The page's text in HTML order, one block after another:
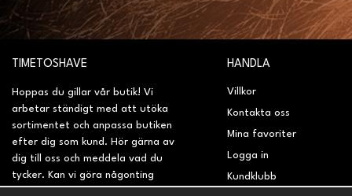
TIMETOSHAVE
Hoppas du gillar vår butik! Vi
arbetar ständigt med att utöka
sortimentet och anpassa butiken
efter dig som kund. Hör gärna av
dig till oss och meddela vad du
tycker. Kan vi göra någonting
HANDLA
Villkor
Kontakta oss
Mina favoriter
Logga in
Kundklubb